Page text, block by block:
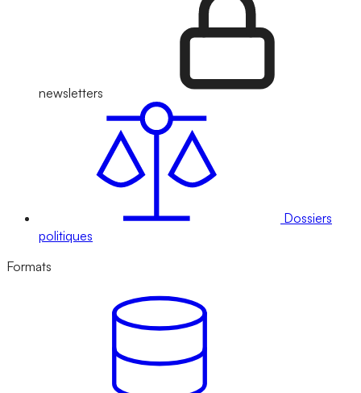
newsletters
Dossiers
politiques
Formats